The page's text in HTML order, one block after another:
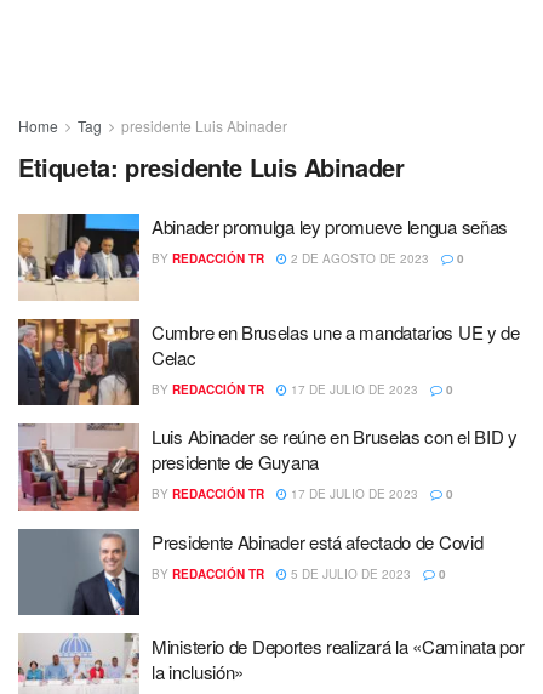
Home Tag presidente Luis Abinader
Etiqueta: presidente Luis Abinader
Abinader promulga ley promueve lengua señas
BY REDACCIÓN TR 2 DE AGOSTO DE 2023 0
Cumbre en Bruselas une a mandatarios UE y de
Celac
BY REDACCIÓN TR 17 DE JULIO DE 2023 0
Luis Abinader se reúne en Bruselas con el BID y
presidente de Guyana
BY REDACCIÓN TR 17 DE JULIO DE 2023 0
Presidente Abinader está afectado de Covid
BY REDACCIÓN TR 5 DE JULIO DE 2023 0
Ministerio de Deportes realizará la «Caminata por
la inclusión»